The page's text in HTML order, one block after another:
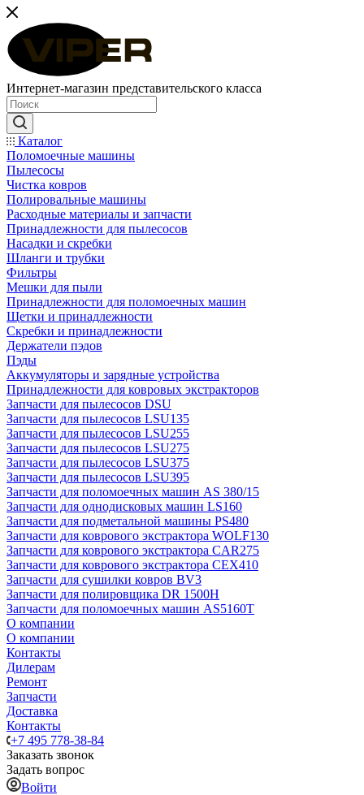
Интернет-магазин представительского класса
Каталог
Поломоечные машины
Пылесосы
Чистка ковров
Полировальные машины
Расходные материалы и запчасти
Принадлежности для пылесосов
Насадки и скребки
Шланги и трубки
Фильтры
Мешки для пыли
Принадлежности для поломоечных машин
Щетки и принадлежности
Скребки и принадлежности
Держатели пэдов
Пэды
Аккумуляторы и зарядные устройства
Принадлежности для ковровых экстракторов
Запчасти для пылесосов DSU
Запчасти для пылесосов LSU135
Запчасти для пылесосов LSU255
Запчасти для пылесосов LSU275
Запчасти для пылесосов LSU375
Запчасти для пылесосов LSU395
Запчасти для поломоечных машин AS 380/15
Запчасти для однодисковых машин LS160
Запчасти для подметальной машины PS480
Запчасти для коврового экстрактора WOLF130
Запчасти для коврового экстрактора CAR275
Запчасти для коврового экстрактора CEX410
Запчасти для сушилки ковров BV3
Запчасти для полировщика DR 1500H
Запчасти для поломоечных машин AS5160T
О компании
О компании
Контакты
Дилерам
Ремонт
Запчасти
Доставка
Контакты
+7 495 778-38-84
Заказать звонок
Задать вопрос
Войти